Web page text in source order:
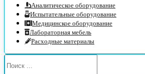
Аналитическое оборудование
Испытательные оборудование
Медицинское оборудование
Лабораторная мебель
Расходные материалы